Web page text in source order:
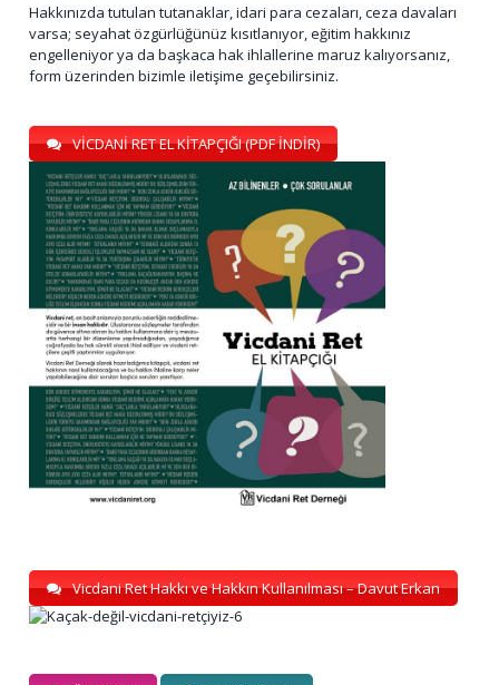
Hakkınızda tutulan tutanaklar, idari para cezaları, ceza davaları
varsa; seyahat özgürlüğünüz kısıtlanıyor, eğitim hakkınız
engelleniyor ya da başkaca hak ihlallerine maruz kalıyorsanız,
form üzerinden bizimle iletişime geçebilirsiniz.
VİCDANİ RET EL KİTAPÇIĞI (PDF İNDİR)
Vicdani Ret Hakkı ve Hakkın Kullanılması – Davut Erkan